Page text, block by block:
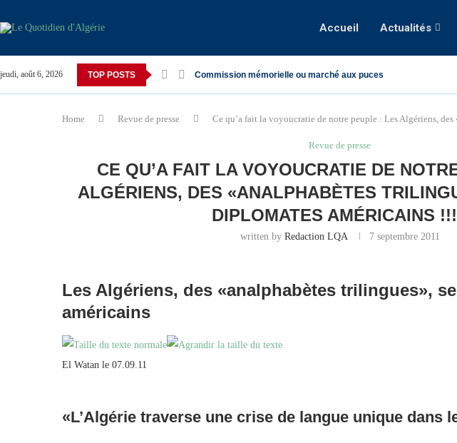
Accueil Actualités
jeudi, août 6, 2026 TOP POSTS Commission mémorielle ou marché aux puces
Home Revue de presse Ce qu’a fait la voyoucratie de notre peuple : Les Algériens,
Revue de presse
CE QU’A FAIT LA VOYOUCRATIE DE
ALGÉRIENS, DES «ANALPHABÈTES
DIPLOMATES AMÉRICAINS
written by Redaction LQA 7 septembre 2011
Les Algériens, des «analphabètes trilingues»,
américains
El Watan le 07.09.11
«L’Algérie traverse une crise de langue unique dans